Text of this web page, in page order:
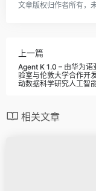
文章版权归作者所有，
上一篇
Agent K 1.0 – 由华为诺
验室与伦敦大学合作开
动数据科学研究人工智
相关文章